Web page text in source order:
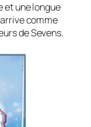
et une longue
comme
de Sevens.